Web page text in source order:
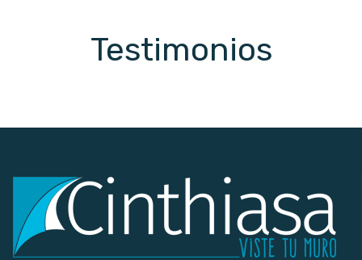
Testimonios